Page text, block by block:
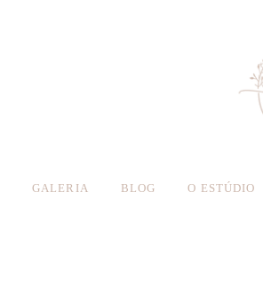
GALERIA BLOG O ESTÚDIO